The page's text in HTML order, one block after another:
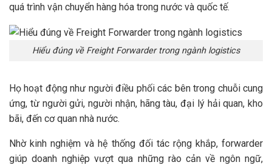
quá trình vận chuyển hàng hóa trong nước và quốc tế.
Hiểu đúng về Freight Forwarder trong ngành logistics
Họ hoạt động như người điều phối các bên trong chuỗi cung
ứng, từ người gửi, người nhận, hãng tàu, đại lý hải quan, kho
bãi, đến cơ quan nhà nước.
Nhờ kinh nghiệm và hệ thống đối tác rộng khắp, forwarder
giúp doanh nghiệp vượt qua những rào cản về ngôn ngữ,